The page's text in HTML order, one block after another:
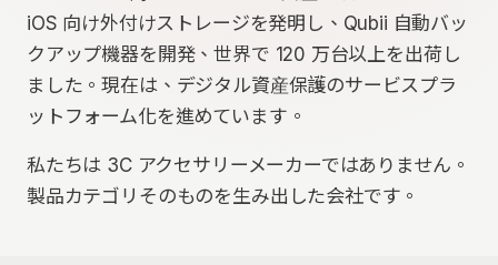
ニュース
お問い合わせ
言語
EN中文JPTH
iOS 向け外付けストレージを発明し、Qubii 自動バッ
クアップ機器を開発、世界で 120 万台以上を出荷し
ました。現在は、デジタル資産保護のサービスプラ
ットフォーム化を進めています。
私たちは 3C アクセサリーメーカーではありません。
製品カテゴリそのものを生み出した会社です。